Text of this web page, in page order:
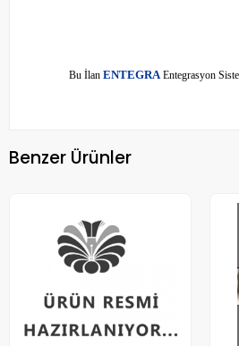
Bu İlan ENTEGRAEntegrasyon
Benzer Ürünler